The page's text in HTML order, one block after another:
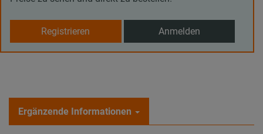
Registrieren Anmelden
Ergänzende Informationen